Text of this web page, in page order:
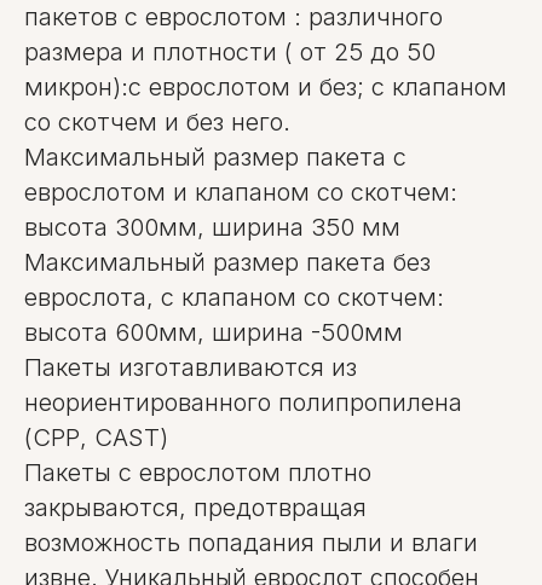
пакетов с еврослотом : различного
размера и плотности ( от 25 до 50
микрон):с еврослотом и без; с клапаном
со скотчем и без него.
Максимальный размер пакета с
еврослотом и клапаном со скотчем:
высота 300мм, ширина 350 мм
Максимальный размер пакета без
еврослота, с клапаном со скотчем:
высота 600мм, ширина -500мм
Пакеты изготавливаются из
неориентированного полипропилена
(СРР, CAST)
Пакеты с еврослотом плотно
закрываются, предотвращая
возможность попадания пыли и влаги
извне. Уникальный еврослот способен